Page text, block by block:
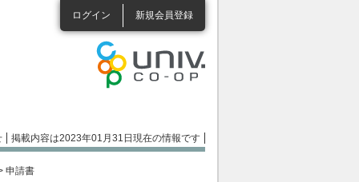
ログイン 新規会員登録
掲載内容は2023年01月31日現在の情報です
申請書